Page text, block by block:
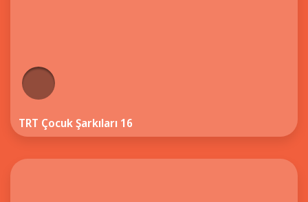
TRT Çocuk Şarkıları 16